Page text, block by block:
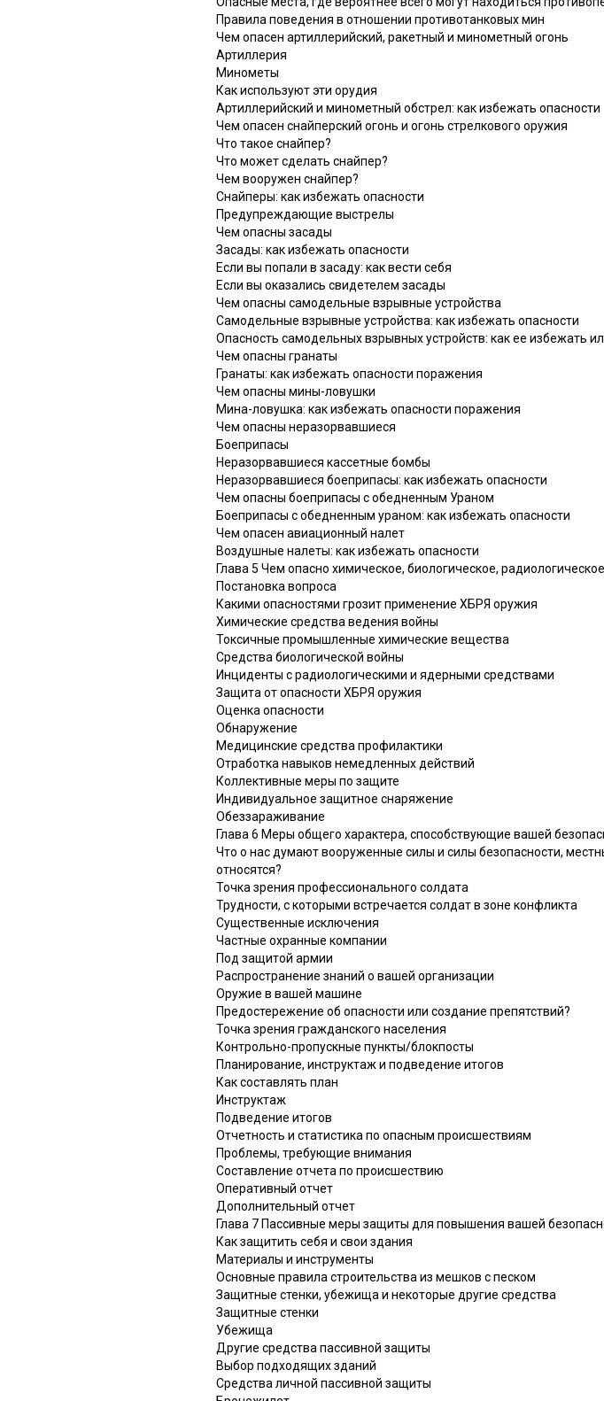
Правила поведения в отношении противотанковых мин
Чем опасен артиллерийский, ракетный и минометный огонь
Артиллерия
Минометы
Как используют эти орудия
Артиллерийский и минометный обстрел: как избежать опасности
Чем опасен снайперский огонь и огонь стрелкового оружия
Что такое снайпер?
Что может сделать снайпер?
Чем вооружен снайпер?
Снайперы: как избежать опасности
Предупреждающие выстрелы
Чем опасны засады
Засады: как избежать опасности
Если вы попали в засаду: как вести себя
Если вы оказались свидетелем засады
Чем опасны самодельные взрывные устройства
Самодельные взрывные устройства: как избежать опасности
Опасность самодельных взрывных устройств: как ее избежать
Чем опасны гранаты
Гранаты: как избежать опасности поражения
Чем опасны мины-ловушки
Мина-ловушка: как избежать опасности поражения
Чем опасны неразорвавшиеся
Боеприпасы
Неразорвавшиеся кассетные бомбы
Неразорвавшиеся боеприпасы: как избежать опасности
Чем опасны боеприпасы с обедненным Ураном
Боеприпасы с обедненным ураном: как избежать опасности
Чем опасен авиационный налет
Воздушные налеты: как избежать опасности
Глава 5 Чем опасно химическое, биологическое,
Постановка вопроса
Какими опасностями грозит применение ХБРЯ оружия
Химические средства ведения войны
Токсичные промышленные химические вещества
Средства биологической войны
Инциденты с радиологическими и ядерными средствами
Защита от опасности ХБРЯ оружия
Оценка опасности
Обнаружение
Медицинские средства профилактики
Отработка навыков немедленных действий
Коллективные меры по защите
Индивидуальное защитное снаряжение
Обеззараживание
Глава 6 Меры общего характера, способствующие вашей
Что о нас думают вооруженные силы и силы безопасности,
относятся?
Точка зрения профессионального солдата
Трудности, с которыми встречается солдат в зоне конфликта
Существенные исключения
Частные охранные компании
Под защитой армии
Распространение знаний о вашей организации
Оружие в вашей машине
Предостережение об опасности или создание препятствий?
Точка зрения гражданского населения
Контрольно-пропускные пункты/блокпосты
Планирование, инструктаж и подведение итогов
Как составлять план
Инструктаж
Подведение итогов
Отчетность и статистика по опасным происшествиям
Проблемы, требующие внимания
Составление отчета по происшествию
Оперативный отчет
Дополнительный отчет
Глава 7 Пассивные меры защиты для повышения вашей
Как защитить себя и свои здания
Материалы и инструменты
Основные правила строительства из мешков с песком
Защитные стенки, убежища и некоторые другие средства
Защитные стенки
Убежища
Другие средства пассивной защиты
Выбор подходящих зданий
Средства личной пассивной защиты